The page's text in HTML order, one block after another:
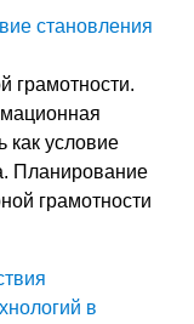
становления
грамотности.
как условие
Планирование
грамотности
в